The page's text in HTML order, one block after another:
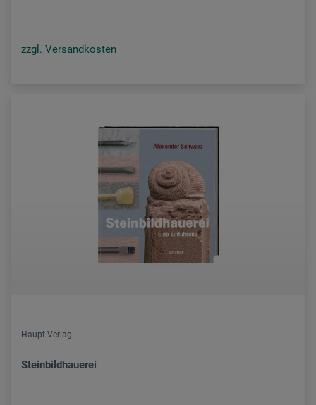
zzgl. Versandkosten
Haupt Verlag
Steinbildhauerei